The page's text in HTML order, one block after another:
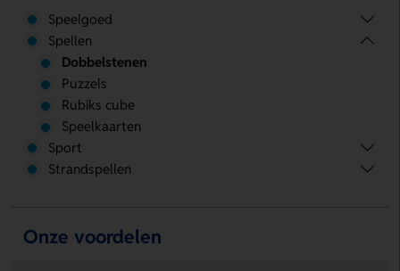
Speelgoed
Spellen
Dobbelstenen
Puzzels
Rubiks cube
Speelkaarten
Sport
Strandspellen
Onze voordelen